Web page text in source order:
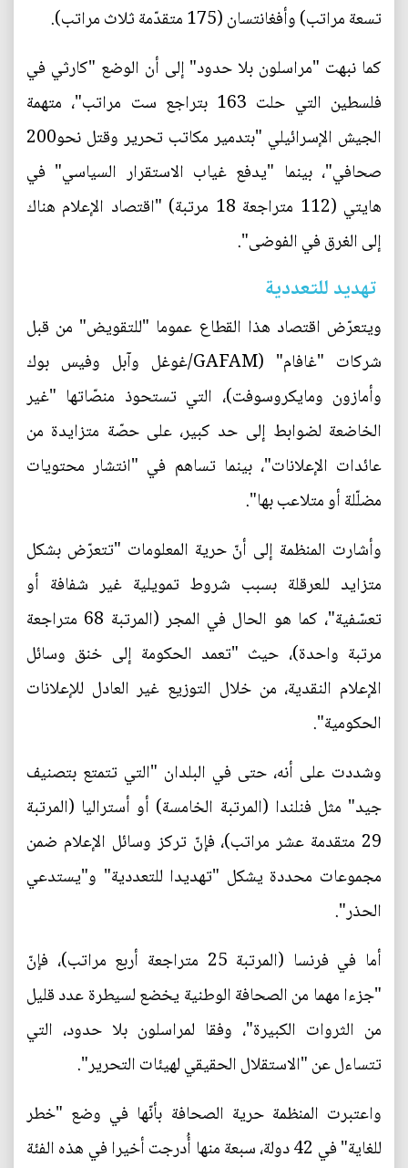
تسعة مراتب) وأفغانتسان (175 متقدّمة ثلاث مراتب).
كما نبهت "مراسلون بلا حدود" إلى أن الوضع "كارثي في
فلسطين التي حلت 163 بتراجع ست مراتب"، متهمة
الجيش الإسرائيلي "بتدمير مكاتب تحرير وقتل نحو200
صحافي"، بينما "يدفع غياب الاستقرار السياسي" في
هايتي (112 متراجعة 18 مرتبة) "اقتصاد الإعلام هناك
إلى الغرق في الفوضى".
تهديد للتعددية
ويتعرّض اقتصاد هذا القطاع عموما "للتقويض" من قبل
شركات "غافام" (GAFAM/غوغل وآبل وفيس بوك
وأمازون ومايكروسوفت)، التي تستحوذ منصّاتها "غير
الخاضعة لضوابط إلى حد كبير، على حصّة متزايدة من
عائدات الإعلانات"، بينما تساهم في "انتشار محتويات
مضلّلة أو متلاعب بها".
وأشارت المنظمة إلى أنّ حرية المعلومات "تتعرّض بشكل
متزايد للعرقلة بسبب شروط تمويلية غير شفافة أو
تعسّفية"، كما هو الحال في المجر (المرتبة 68 متراجعة
مرتبة واحدة)، حيث "تعمد الحكومة إلى خنق وسائل
الإعلام النقدية، من خلال التوزيع غير العادل للإعلانات
الحكومية".
وشددت على أنه، حتى في البلدان "التي تتمتع بتصنيف
جيد" مثل فنلندا (المرتبة الخامسة) أو أستراليا (المرتبة
29 متقدمة عشر مراتب)، فإنّ تركز وسائل الإعلام ضمن
مجموعات محددة يشكل "تهديدا للتعددية" و"يستدعي
الحذر".
أما في فرنسا (المرتبة 25 متراجعة أربع مراتب)، فإنّ
"جزءا مهما من الصحافة الوطنية يخضع لسيطرة عدد قليل
من الثروات الكبيرة"، وفقا لمراسلون بلا حدود، التي
تتساءل عن "الاستقلال الحقيقي لهيئات التحرير".
واعتبرت المنظمة حرية الصحافة بأنّها في وضع "خطر
للغاية" في 42 دولة، سبعة منها أُدرجت أخيرا في هذه الفئة